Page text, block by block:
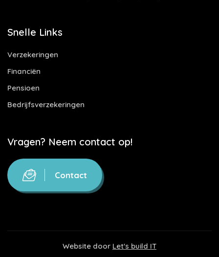
Snelle Links
Verzekeringen
Financiën
Pensioen
Bedrijfsverzekeringen
Vragen? Neem contact op!
Contact
Website door Let's build IT